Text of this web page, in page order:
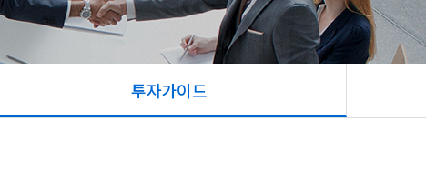
투자가이드